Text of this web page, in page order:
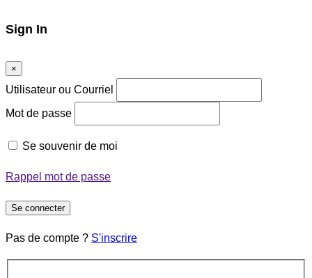
Sign In
×
Utilisateur ou Courriel
Mot de passe
Se souvenir de moi
Rappel mot de passe
Se connecter
Pas de compte ? S'inscrire